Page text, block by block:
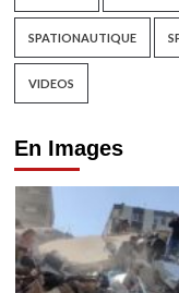
SPATIONAUTIQUE
VIDEOS
En Images